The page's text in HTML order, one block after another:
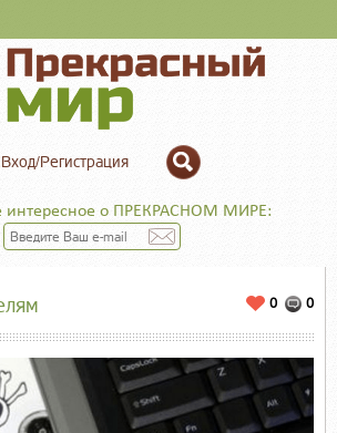
Вход/Регистрация
интересное о ПРЕКРАСНОМ МИРЕ:
0
0